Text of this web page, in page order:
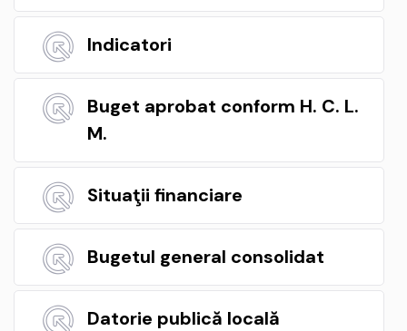
Indicatori
Buget aprobat conform H. C. L.
M.
Situaţii financiare
Bugetul general consolidat
Datorie publică locală